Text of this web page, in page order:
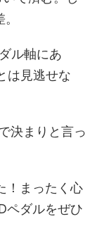
ル軸にあ
は見逃せな
決まりと言っ
！まったく心
ペダルをぜひ